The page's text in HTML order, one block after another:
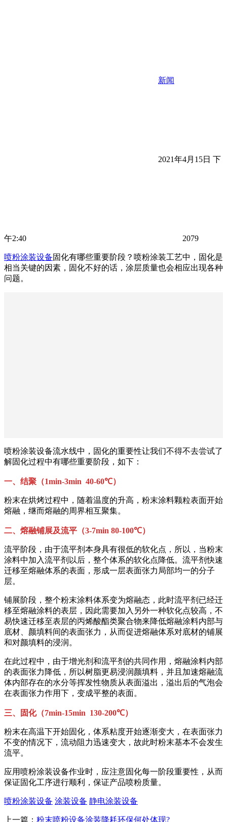
新闻
2021年4月15日 下
午2:40 2079
喷粉涂装设备固化有哪些重要阶段？喷粉涂装工艺中，固化是
相当关键的因素，固化不好的话，涂层质量也会相应出现各种
问题。
喷粉涂装设备流水线中，固化的重要性让我们不得不去尝试了
解固化过程中有哪些重要阶段，如下：
一、结聚（1min-3min 40-60℃）
粉末在烘烤过程中，随着温度的升高，粉末涂料颗粒表面开始
熔融，继而熔融的周界相互聚集。
二、熔融铺展及流平（3-7min 80-100℃）
流平阶段，由于流平剂本身具有很低的软化点，所以，当粉末
涂料中加入流平剂以后，整个体系的软化点降低。流平剂快速
迁移至熔融体系的表面，形成一层表面张力局部均一的分子
层。
铺展阶段，整个粉末涂料体系变为熔融态，此时流平剂已经迁
移至熔融涂料的表层，因此需要加入另外一种软化点较高，不
易快速迁移至表层的丙烯酸酯类聚合物来降低熔融涂料内部与
底材、颜填料间的表面张力，从而促进熔融体系对底材的铺展
和对颜填料的浸润。
在此过程中，由于增光剂和流平剂的共同作用，熔融涂料内部
的表面张力降低，所以树脂更易浸润颜填料，并且加速熔融流
体内部存在的水分等挥发性物质从表面溢出，溢出后的气泡会
在表面张力作用下，变成平整的表面。
三、固化（7min-15min 130-200℃）
粉末在高温下开始固化，体系粘度开始逐渐变大，在表面张力
不变的情况下，流动阻力迅速变大，故此时粉末基本不会发生
流平。
应用喷粉涂装设备作业时，应注意固化每一阶段重要性，从而
保证固化工序进行顺利，保证产品喷粉质量。
喷粉涂装设备 涂装设备 静电涂装设备
上一篇： 粉末喷粉设备涂装降耗环保何处体现?